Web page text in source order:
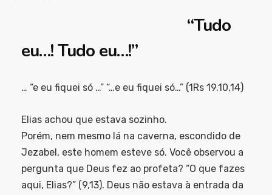
“Tudo
eu…! Tudo eu…!”
… “e eu fiquei só …” “…e eu fiquei só…” (1Rs 19.10,14)
Elias achou que estava sozinho.
Porém, nem mesmo lá na caverna, escondido de
Jezabel, este homem esteve só. Você observou a
pergunta que Deus fez ao profeta? “O que fazes
aqui, Elias?” (9,13). Deus não estava à entrada da